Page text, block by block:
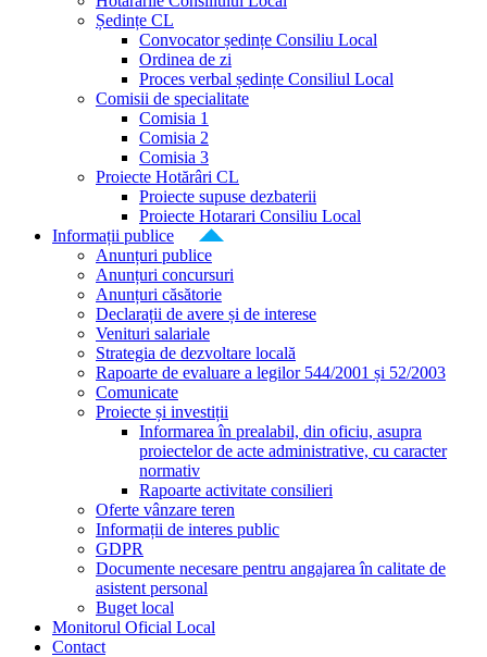
Ședințe CL
Convocator ședințe Consiliu Local
Ordinea de zi
Proces verbal ședințe Consiliul Local
Comisii de specialitate
Comisia 1
Comisia 2
Comisia 3
Proiecte Hotărâri CL
Proiecte supuse dezbaterii
Proiecte Hotarari Consiliu Local
Informații publice
Anunțuri publice
Anunțuri concursuri
Anunțuri căsătorie
Declarații de avere și de interese
Venituri salariale
Strategia de dezvoltare locală
Rapoarte de evaluare a legilor 544/2001 și 52/2003
Comunicate
Proiecte și investiții
Informarea în prealabil, din oficiu, asupra
proiectelor de acte administrative, cu caracter
normativ
Rapoarte activitate consilieri
Oferte vânzare teren
Informații de interes public
GDPR
Documente necesare pentru angajarea în calitate de
asistent personal
Buget local
Monitorul Oficial Local
Contact